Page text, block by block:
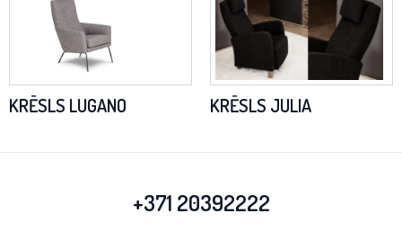
KRĒSLS LUGANO KRĒSLS JULIA
+371 20392222